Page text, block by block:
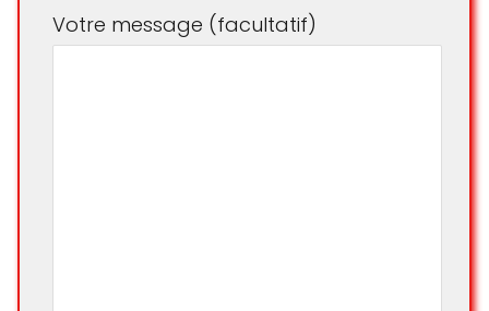
Votre message (facultatif)